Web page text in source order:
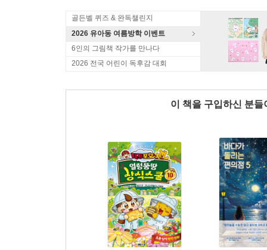
골든벨 퀴즈 & 완독챌린지
2026 유아동 여름방학 이벤트
6인의 그림책 작가를 만나다
2026 전국 어린이 독후감 대회
이 책을 구입하신 분